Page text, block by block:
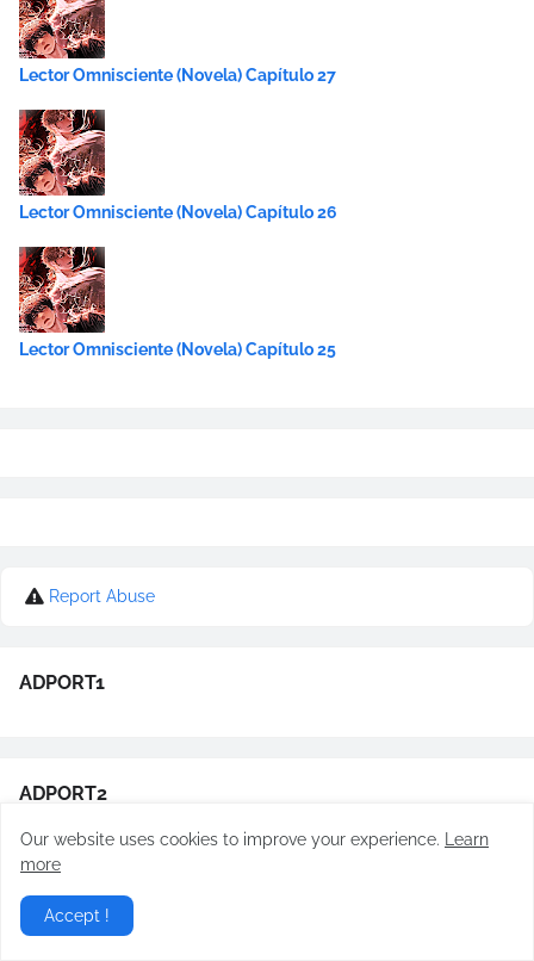
Lector Omnisciente (Novela) Capítulo 27
Lector Omnisciente (Novela) Capítulo 26
Lector Omnisciente (Novela) Capítulo 25
Report Abuse
ADPORT1
ADPORT2
ADPORT3
Our website uses cookies to improve your experience.
Learn
more
Accept !